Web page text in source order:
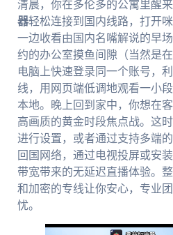
清晨，你在多伦多的公寓里醒
器轻松连接到国内线路，打开
一边收看由国内名嘴解说的早
约的办公室摸鱼间隙（当然是
电脑上快速登录同一个账号，
线，用网页端低调地观看一小
本地。晚上回到家中，你想在
高画质的黄金时段焦点战。这
进行设置，或者通过支持多端
回国网络，通过电视投屏或安
带宽带来的无延迟直播体验。
和加密的专线让你安心，专业
忧。